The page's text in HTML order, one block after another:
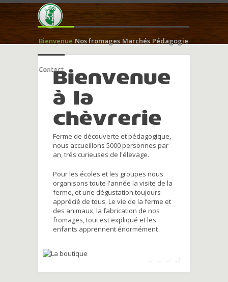
Bienvenue Nos fromages Marchés Pédagogie
ContactBienvenue
à la
chèvrerie
Ferme de découverte et pédagogique,
nous accueillons 5000 personnes par
an, trés curieuses de l'élevage.
Pour les écoles et les groupes nous
organisons toute l'année la visite de la
ferme, et une dégustation toujours
apprécié de tous. Le vie de la ferme et
des animaux, la fabrication de nos
fromages, tout est expliqué et les
enfants apprennent énormément